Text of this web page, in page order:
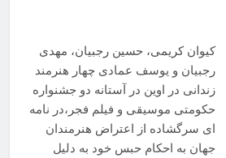
کیوان کریمی، حسین رجبیان، مهدی
رجبیان و یوسف عمادی چهار هنرمند
زندانی در اوین در آستانه دو جشنواره
حکومتی موسیقی و فیلم فجر،در نامه
ای سرگشاده از اعتراض هنرمندان
جهان به احکام حبس خود به دلیل